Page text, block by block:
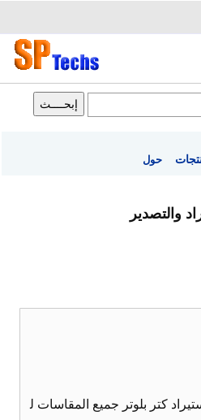
حول
والتصدير
كتر بلوتر جميع المقاسات ل